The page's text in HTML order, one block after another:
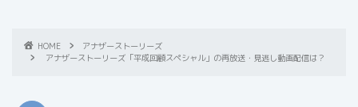
HOME
アナザーストーリーズ
アナザーストーリーズ「平成回顧スペシャル」の再放送・見逃し動画配信は？